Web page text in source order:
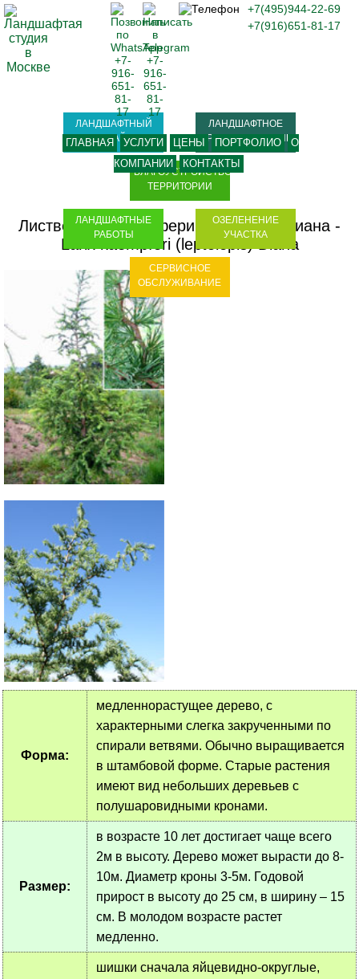
Лиственница кемпфери (японская) Диана -
Larix kaempferi (leptolepis) Diana
Форма:
медленнорастущее дерево, с
характерными слегка закрученными по
спирали ветвями. Обычно выращивается
в штамбовой форме. Старые растения
имеют вид небольших деревьев с
полушаровидными кронами.
Размер:
в возрасте 10 лет достигает чаще всего
2м в высоту. Дерево может вырасти до 8-
10м. Диаметр кроны 3-5м. Годовой
прирост в высоту до 25 см, в ширину – 15
см. В молодом возрасте растет
медленно.
шишки сначала яйцевидно-округлые,
+7(495)944-22-69
+7(916)651-81-17
ГЛАВНАЯ УСЛУГИ ЦЕНЫ ПОРТФОЛИО
О
КОМПАНИИ
КОНТАКТЫ
ЛАНДШАФТНЫЙ
ДИЗАЙН
ЛАНДШАФТНОЕ
ПРОЕКТИРОВАНИЕ
БЛАГОУСТРОЙСТВО
ТЕРРИТОРИИ
ЛАНДШАФТНЫЕ
РАБОТЫ
ОЗЕЛЕНЕНИЕ
УЧАСТКА
СЕРВИСНОЕ
ОБСЛУЖИВАНИЕ